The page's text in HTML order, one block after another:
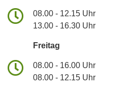
08.00 - 12.15 Uhr
13.00 - 16.30 Uhr
Freitag
08.00 - 16.00 Uhr
08.00 - 12.15 Uhr